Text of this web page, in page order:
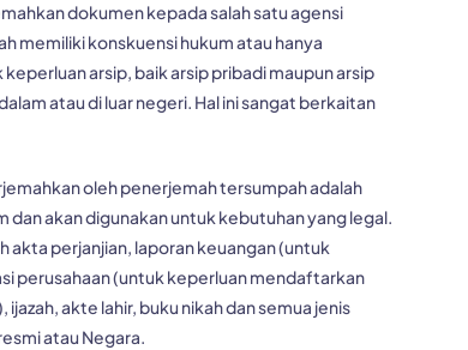
dokumen kepada salah satu agensi
memiliki konskuensi hukum atau hanya
arsip, baik arsip pribadi maupun arsip
atau di luar negeri. Hal ini sangat berkaitan
olehpenerjemah tersumpahadalah
akan digunakan untuk kebutuhan yang legal.
akta perjanjian, laporan keuangan (untuk
perusahaan (untuk keperluan mendaftarkan
akte lahir, buku nikah dan semua jenis
atau Negara.